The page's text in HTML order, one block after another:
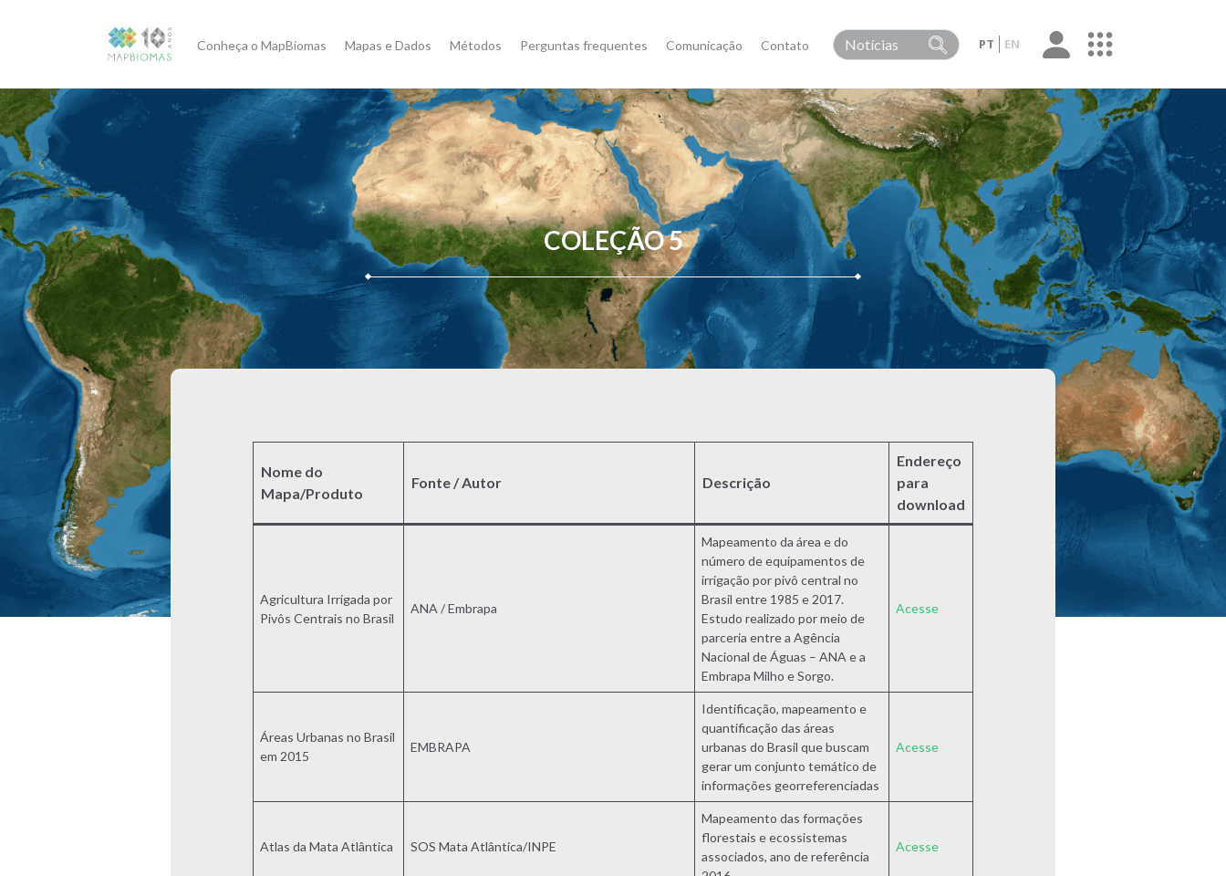
Conheça o MapBiomas Mapas e Dados Métodos Perguntas frequentes Comunicação Contato PT EN
COLEÇÃO 5
Nome do
Mapa/Produto
Fonte / Autor Descrição
Endereço
para
download
Agricultura Irrigada por
Pivôs Centrais no Brasil
ANA / Embrapa
Mapeamento da área e do
número de equipamentos de
irrigação por pivô central no
Brasil entre 1985 e 2017.
Estudo realizado por meio de
parceria entre a Agência
Nacional de Águas – ANA e a
Embrapa Milho e Sorgo.
Acesse
Áreas Urbanas no Brasil
em 2015
EMBRAPA
Identificação, mapeamento e
quantificação das áreas
urbanas do Brasil que buscam
gerar um conjunto temático de
informações georreferenciadas
Acesse
Atlas da Mata Atlântica SOS Mata Atlântica/INPE
Mapeamento das formações
florestais e ecossistemas
associados, ano de referência
Acesse